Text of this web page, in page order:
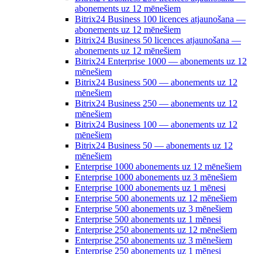
abonements uz 12 mēnešiem
Bitrix24 Business 100 licences atjaunošana —
abonements uz 12 mēnešiem
Bitrix24 Business 50 licences atjaunošana —
abonements uz 12 mēnešiem
Bitrix24 Enterprise 1000 — abonements uz 12
mēnešiem
Bitrix24 Business 500 — abonements uz 12
mēnešiem
Bitrix24 Business 250 — abonements uz 12
mēnešiem
Bitrix24 Business 100 — abonements uz 12
mēnešiem
Bitrix24 Business 50 — abonements uz 12
mēnešiem
Enterprise 1000 abonements uz 12 mēnešiem
Enterprise 1000 abonements uz 3 mēnešiem
Enterprise 1000 abonements uz 1 mēnesi
Enterprise 500 abonements uz 12 mēnešiem
Enterprise 500 abonements uz 3 mēnešiem
Enterprise 500 abonements uz 1 mēnesi
Enterprise 250 abonements uz 12 mēnešiem
Enterprise 250 abonements uz 3 mēnešiem
Enterprise 250 abonements uz 1 mēnesi